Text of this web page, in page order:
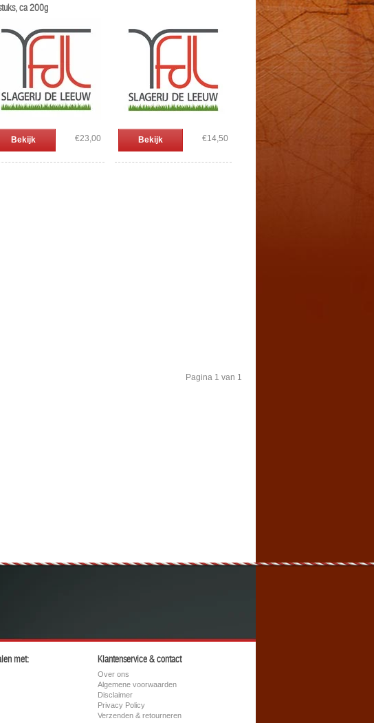
ca 200g
Bekijk €23,00 Bekijk €14,50
Pagina 1 van 1
met: Klantenservice & contact
Over ons
Algemene voorwaarden
Disclaimer
Privacy Policy
Verzenden & retourneren